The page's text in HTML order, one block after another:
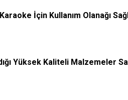
İçin Kullanım Olanağı
Yüksek Kaliteli Malzemeler